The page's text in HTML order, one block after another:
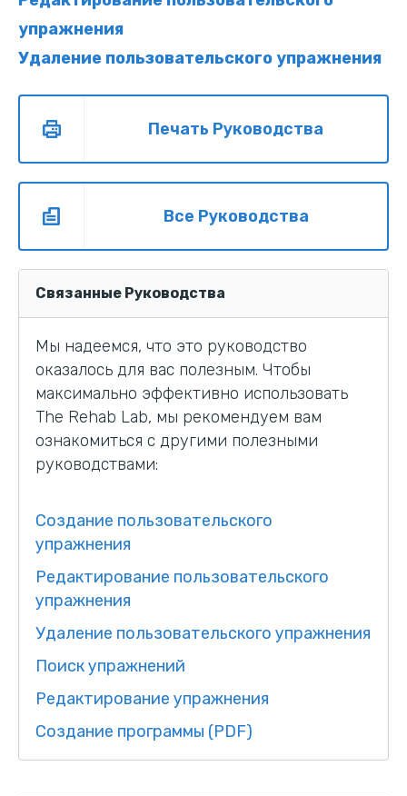
упражнения
Удаление пользовательского упражнения
Печать Руководства
Все Руководства
Связанные Руководства
Мы надеемся, что это руководство
оказалось для вас полезным. Чтобы
максимально эффективно использовать
The Rehab Lab, мы рекомендуем вам
ознакомиться с другими полезными
руководствами:
Создание пользовательского
упражнения
Редактирование пользовательского
упражнения
Удаление пользовательского упражнения
Поиск упражнений
Редактирование упражнения
Создание программы (PDF)